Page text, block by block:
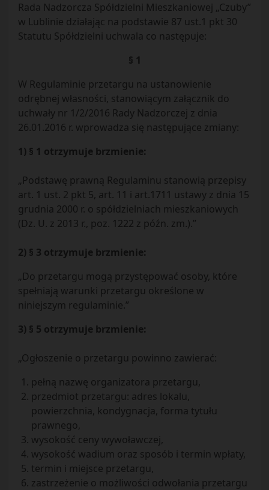
Rada Nadzorcza Spółdzielni Mieszkaniowej „Czuby”
w Lublinie działając na podstawie 87 ust.1 pkt 30
Statutu Spółdzielni uchwala co następuje:
§ 1
W Regulaminie przetargu na ustanowienie
odrębnej własności, stanowiącym załącznik do
uchwały nr 1/2/2016 Rady Nadzorczej z dnia
26.01.2016 r. wprowadza się następujące zmiany:
1) § 1 otrzymuje brzmienie:
„Podstawę prawną Regulaminu stanowią przepisy
art. 1 ust. 2 pkt 5, art. 11 i art.1711 ustawy z dnia 15
grudnia 2000 r. o spółdzielniach mieszkaniowych
(Dz. U. z 2013 r., poz. 1222 z późn. zm.).”
2) § 3 otrzymuje brzmienie:
„Do przetargu mogą przystępować osoby, które
spełniają warunki przetargu określone w
niniejszym regulaminie.”
3) § 5 otrzymuje brzmienie:
„Ogłoszenie o przetargu powinno zawierać:
pełną nazwę organizatora przetargu,
przedmiot przetargu: adres lokalu,
powierzchnia, kondygnacja, forma tytułu
prawnego,
wysokość ceny wywoławczej,
wysokość wadium oraz sposób i termin wpłaty,
termin i miejsce przetargu,
zastrzeżenie o możliwości odwołania przetargu